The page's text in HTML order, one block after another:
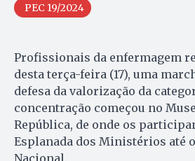
PEC 19/2024
Profissionais da enfermagem
desta terça-feira (17), uma
defesa da valorização da
concentração começou no
República, de onde os
Esplanada dos Ministérios até
Nacional.